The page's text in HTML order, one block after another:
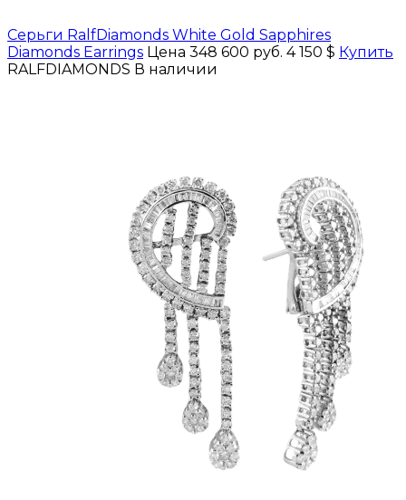
Серьги RalfDiamonds White Gold Sapphires
Diamonds Earrings Цена 348 600 руб. 4 150 $ Купить
RALFDIAMONDS В наличии